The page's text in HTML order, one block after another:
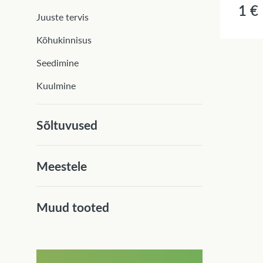
1 €
Juuste tervis
Kõhukinnisus
Seedimine
Kuulmine
Sõltuvused
Meestele
Muud tooted